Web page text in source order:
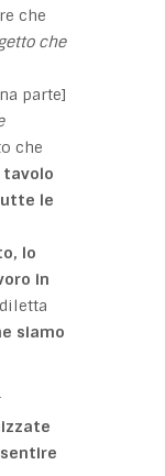
che
che
parte]
che
le
lo
in
siamo